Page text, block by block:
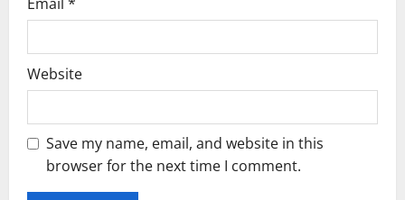
Website
Save my name, email, and website in this
browser for the next time I comment.